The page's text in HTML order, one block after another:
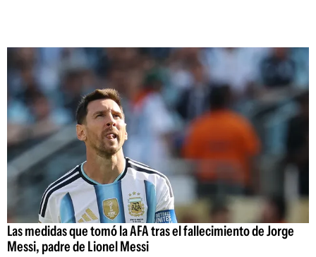
Las medidas que tomó la AFA tras el fallecimiento de Jorge
Messi, padre de Lionel Messi